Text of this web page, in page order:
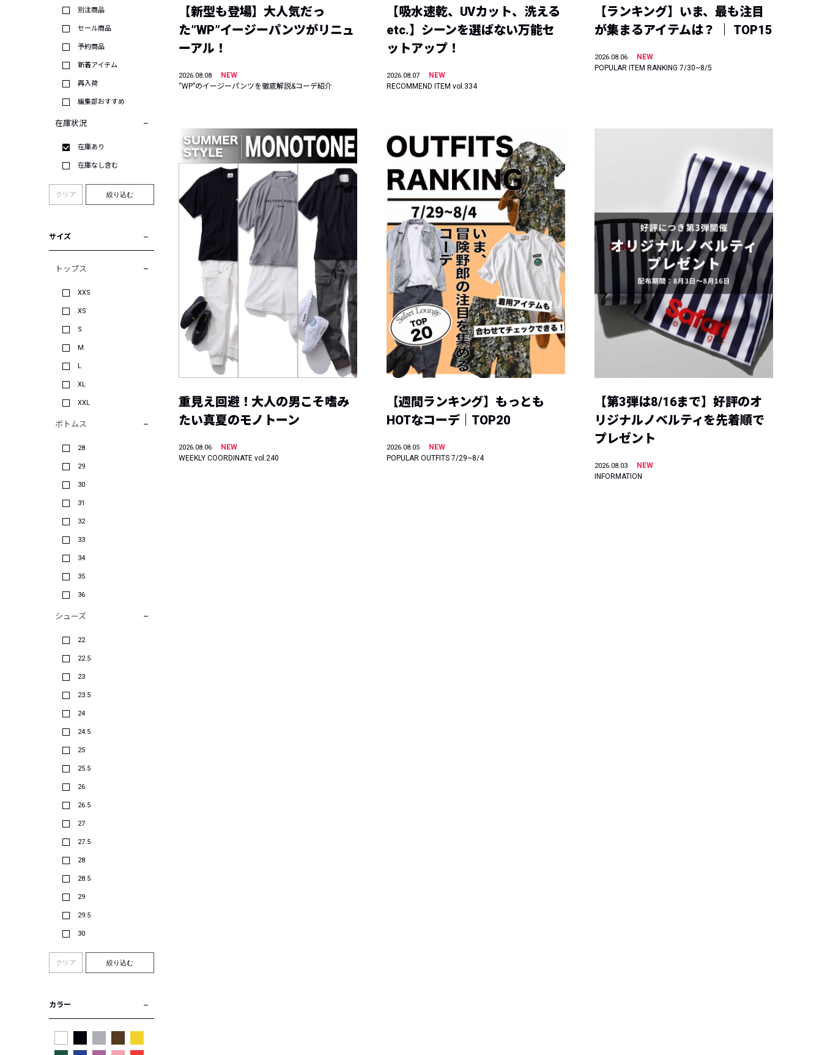
別注商品
セール商品
予約商品
新着アイテム
再入荷
編集部おすすめ
在庫状況
在庫あり
在庫なし含む
クリア 絞り込む
サイズ
トップス
XXS
XS
S
M
L
XL
XXL
ボトムス
28
29
30
31
32
33
34
35
36
シューズ
22
22.5
23
23.5
24
24.5
25
25.5
26
26.5
27
27.5
28
28.5
29
29.5
30
クリア 絞り込む
カラー
【新型も登場】大人気だっ
た”WP”イージーパンツがリニュ
ーアル！
2026.08.08
NEW
“WP”のイージーパンツを徹底解説&コーデ紹介
【吸水速乾、UVカット、洗える
etc.】シーンを選ばない万能セ
ットアップ！
2026.08.07
NEW
RECOMMEND ITEM vol.334
【ランキング】いま、最も注目
が集まるアイテムは？ ｜ TOP15
2026.08.06
NEW
POPULAR ITEM RANKING 7/30~8/5
重見え回避！大人の男こそ嗜み
たい真夏のモノトーン
2026.08.06
NEW
WEEKLY COORDINATE vol.240
【週間ランキング】もっとも
HOTなコーデ｜TOP20
2026.08.05
NEW
POPULAR OUTFITS 7/29~8/4
【第3弾は8/16まで】好評のオ
リジナルノベルティを先着順で
プレゼント
2026.08.03
NEW
INFORMATION